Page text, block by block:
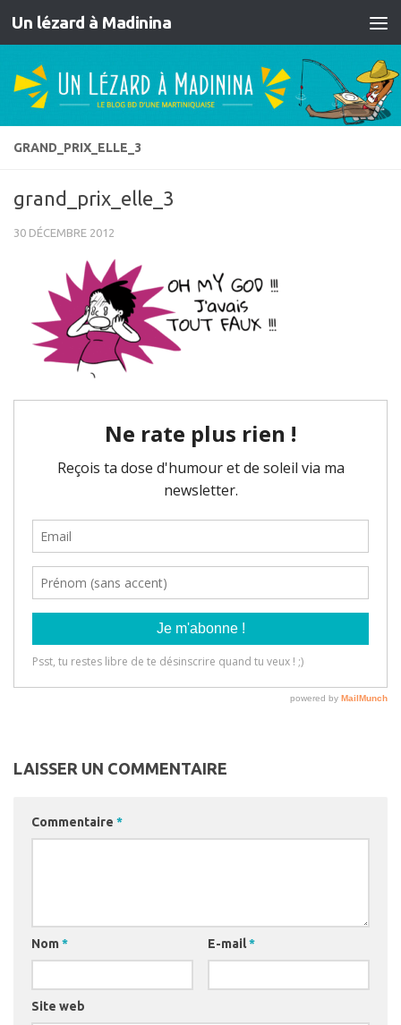
Skip to content
Un lézard à Madinina
GRAND_PRIX_ELLE_3
grand_prix_elle_3
30 DÉCEMBRE 2012
LAISSER UN COMMENTAIRE
Commentaire *
Nom * E-mail*
Site web